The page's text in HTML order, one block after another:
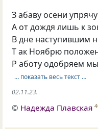
З абаву осени
А от дождя лишь к
В дне наступившим
Т ак Ноябрю
Р аботу одобряем
… показать весь текст …
02.11.23.
© Надежда Плавская